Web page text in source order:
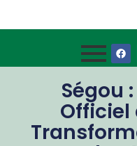
Ségou
Officiel